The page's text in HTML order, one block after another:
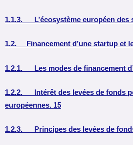
1.1.3. L’écosystème européen des
1.2. Financement d’une startup et
1.2.1. Les modes de financement
1.2.2. Intérêt des levées de fonds
européennes. 15
1.2.3. Principes des levées de